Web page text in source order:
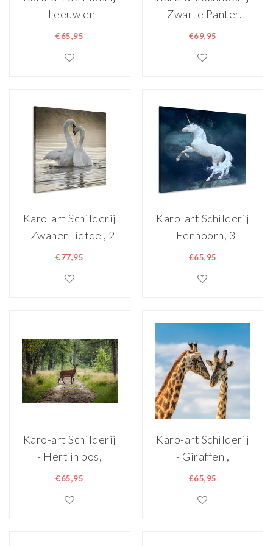
-Leeuw en
Leeuwin, 2 maten,
€65,95
-Zwarte Panter,
dieren, 2 maten,
€69,95
Karo-art Schilderij
- Zwanen liefde , 2
maten, Premium
€77,95
Karo-art Schilderij
- Eenhoorn, 3
Maten, Premium
€65,95
Karo-art Schilderij
- Hert in bos,
Groen, 2 maten,
€65,95
Karo-art Schilderij
- Giraffen ,
Multikleur , 3
Wanddecoratie
€65,95